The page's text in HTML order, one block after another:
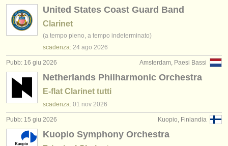
United States Coast Guard Band
Clarinet
(a tempo pieno, a tempo indeterminato)
scadenza: 24 ago 2026
Amsterdam, Paesi Bassi
Pubb: 16 giu 2026
Netherlands Philharmonic Orchestra
E-flat Clarinet tutti
scadenza: 01 nov 2026
Kuopio, Finlandia
Pubb: 15 giu 2026
Kuopio Symphony Orchestra